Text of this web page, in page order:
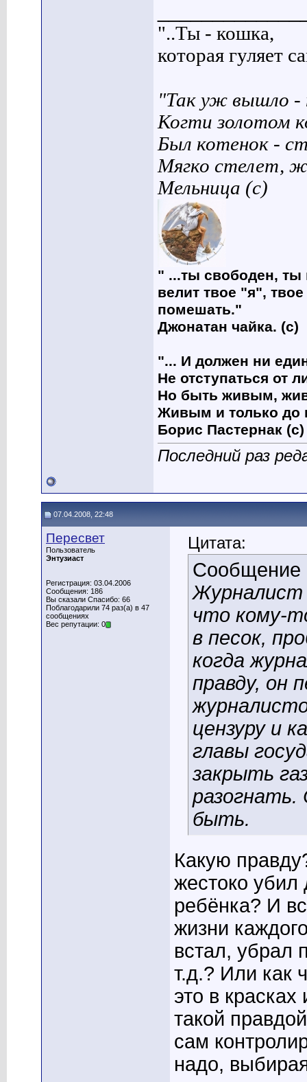
"..Ты - кошка,
которая гуляет
"Так уж вышло -
Когти золотом
Был котенок -
Мягко стелет,
Мельница (с)
" ...ты свободен, ты
велит твое "я",
помешать."
Джонатан чайка. (с)
"... И должен ни
Не отступаться от
Но быть живым,
Живым и только до
Борис Пастернак (с)
Последний раз
07.04.2008, 22:48
Пересвет
Пользователь
Энтузиаст
Регистрация: 03.04.2006
Сообщения: 186
Вы сказали Спасибо: 66
Поблагодарили 74 раз(а) в 47
сообщениях
Вес репутации: 0
Цитата:
Сообщение
Журналист
что кому-
в песок,
когда
правду, он
цензуру и
главы
закрыть
разогнать.
быть.
Какую
жестоко убил
ребёнка? И
жизни
встал, убрал
т.д.? Или как
это в
такой
сам
надо,